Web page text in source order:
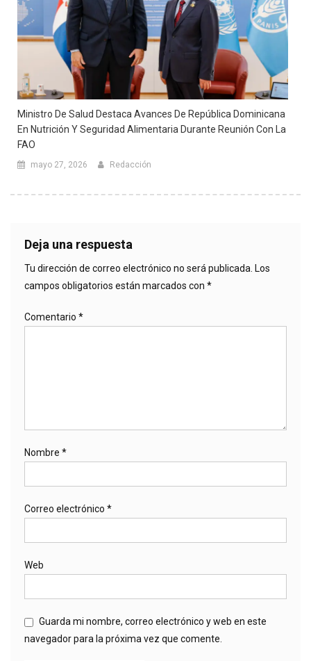
Ministro De Salud Destaca Avances De República Dominicana
En Nutrición Y Seguridad Alimentaria Durante Reunión Con La
FAO
mayo 27, 2026 Redacción
Deja una respuesta
Tu dirección de correo electrónico no será publicada. Los
campos obligatorios están marcados con *
Comentario *
Nombre *
Correo electrónico *
Web
Guarda mi nombre, correo electrónico y web en este
navegador para la próxima vez que comente.